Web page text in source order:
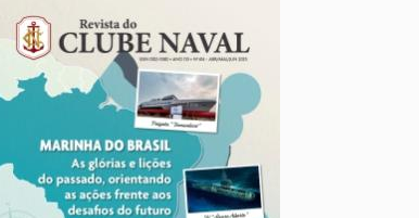
Imagem